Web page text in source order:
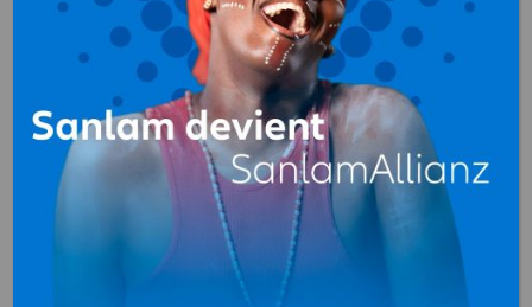
Architectes - Architectureau
Gabon
2G
Architectes -
Architecture
B.P. 1140
Libreville - Gabon
AFFICHER LE N°